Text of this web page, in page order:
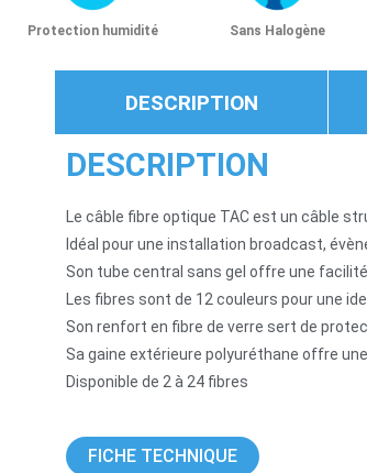
Protection humidité Sans Halogène
DESCRIPTION
DESCRIPTION
Le câble fibre optique TAC est un câble
Idéal pour une installation broadcast,
Son tube central sans gel offre une
Les fibres sont de 12 couleurs pour une
Son renfort en fibre de verre sert de
Sa gaine extérieure polyuréthane offre
Disponible de 2 à 24 fibres
FICHE TECHNIQUE